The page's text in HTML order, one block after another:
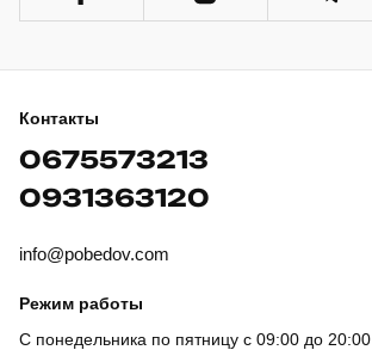
Контакты
0675573213
0931363120
info@pobedov.com
Режим работы
С понедельника по пятницу с 09:00 до 20:00